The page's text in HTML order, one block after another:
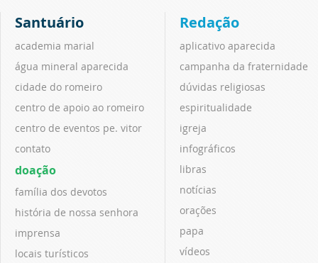
Santuário
academia marial
água mineral aparecida
cidade do romeiro
centro de apoio ao romeiro
centro de eventos pe. vitor
contato
doação
família dos devotos
história de nossa senhora
imprensa
locais turísticos
Redação
aplicativo aparecida
campanha da fraternidade
dúvidas religiosas
espiritualidade
igreja
infográficos
libras
notícias
orações
papa
vídeos